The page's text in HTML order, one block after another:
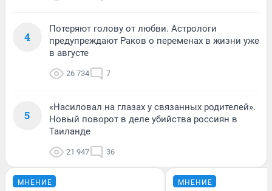
4
Потеряют голову от любви. Астрологи
предупреждают Раков о переменах в жизни уже
в августе
26 734 7
5
«Насиловал на глазах у связанных родителей».
Новый поворот в деле убийства россиян в
Таиланде
21 947 36
МНЕНИЕ МНЕНИЕ